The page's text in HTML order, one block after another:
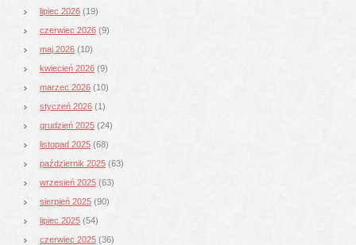
lipiec 2026 (19)
czerwiec 2026 (9)
maj 2026 (10)
kwiecień 2026 (9)
marzec 2026 (10)
styczeń 2026 (1)
grudzień 2025 (24)
listopad 2025 (68)
październik 2025 (63)
wrzesień 2025 (63)
sierpień 2025 (90)
lipiec 2025 (54)
czerwiec 2025 (36)